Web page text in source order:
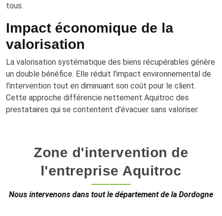
tous.
Impact économique de la
valorisation
La valorisation systématique des biens récupérables génère
un double bénéfice. Elle réduit l'impact environnemental de
l'intervention tout en diminuant son coût pour le client.
Cette approche différencie nettement Aquitroc des
prestataires qui se contentent d'évacuer sans valoriser.
Zone d'intervention de
l'entreprise Aquitroc
Nous intervenons dans tout le département de la Dordogne